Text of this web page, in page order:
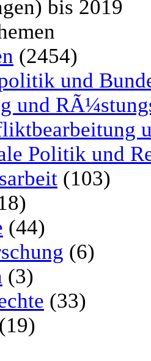
bis 2019
(2454)
und
und
Politik und
(103)
(44)
(6)
(3)
(33)
(19)